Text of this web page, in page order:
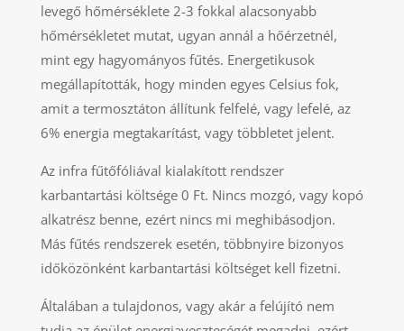
levegő hőmérséklete 2-3 fokkal alacsonyabb
hőmérsékletet mutat, ugyan annál a hőérzetnél,
mint egy hagyományos fűtés. Energetikusok
megállapították, hogy minden egyes Celsius fok,
amit a termosztáton állítunk felfelé, vagy lefelé, az
6% energia megtakarítást, vagy többletet jelent.
Az infra fűtőfóliával kialakított rendszer
karbantartási költsége 0 Ft. Nincs mozgó, vagy kopó
alkatrész benne, ezért nincs mi meghibásodjon.
Más fűtés rendszerek esetén, többnyire bizonyos
időközönként karbantartási költséget kell fizetni.
Általában a tulajdonos, vagy akár a felújító nem